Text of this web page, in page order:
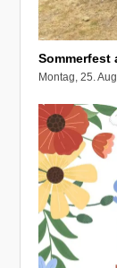
Sommerfest
Montag, 25.